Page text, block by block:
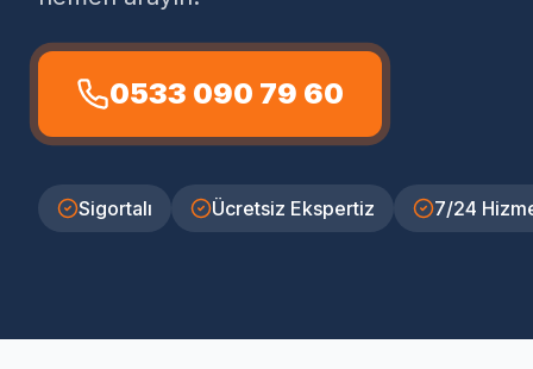
0533 090 79 60
Sigortalı Ücretsiz Ekspertiz 7/24